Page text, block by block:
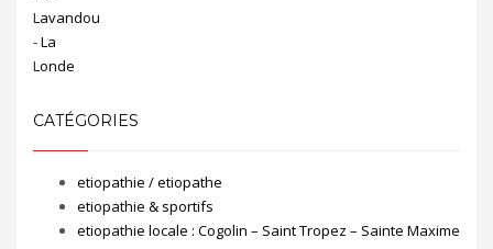
CATÉGORIES
etiopathie / etiopathe
etiopathie & sportifs
etiopathie locale : Cogolin – Saint Tropez – Sainte Maxime